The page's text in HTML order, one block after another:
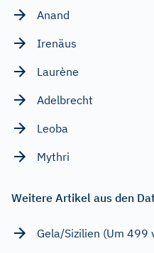
Anand
Irenäus
Laurène
Adelbrecht
Leoba
Mythri
Weitere Artikel aus den
Gela/Sizilien (Um 499